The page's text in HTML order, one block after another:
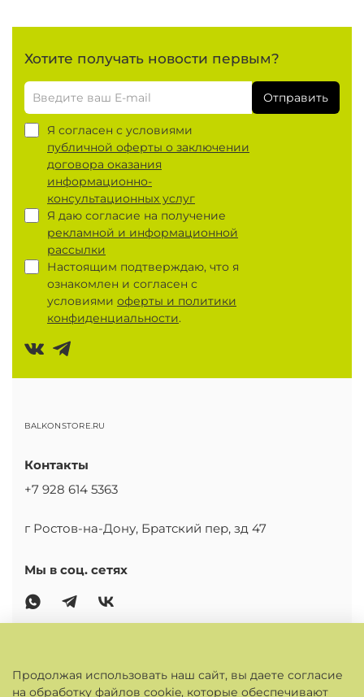
Хотите получать новости первым?
Отправить
Я согласен с условиями
публичной оферты о заключении
договора оказания
информационно-
консультационных услуг
Я даю согласие на получение
рекламной и информационной
рассылки
Настоящим подтверждаю, что я
ознакомлен и согласен с
условиями оферты и политики
конфиденциальности.
BALKONSTORE.RU
Контакты
+7 928 614 5363
г Ростов-на-Дону, Братский пер, зд 47
Мы в соц. сетях
Продолжая использовать наш сайт, вы даете согласие
на обработку файлов cookie, которые обеспечивают